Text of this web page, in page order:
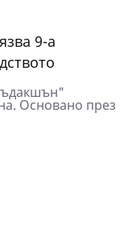
9-а
Основано през